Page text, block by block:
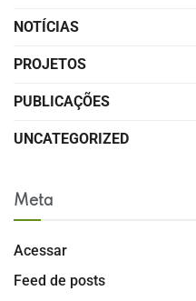
NOTÍCIAS
PROJETOS
PUBLICAÇÕES
UNCATEGORIZED
Meta
Acessar
Feed de posts